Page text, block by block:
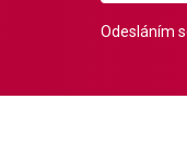
Odesláním